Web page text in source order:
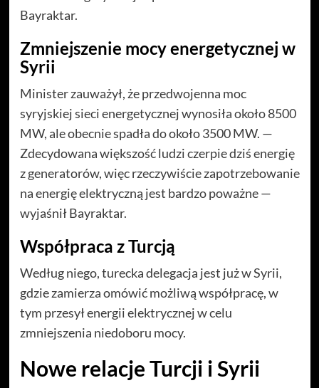
Bayraktar.
Zmniejszenie mocy energetycznej w
Syrii
Minister zauważył, że przedwojenna moc
syryjskiej sieci energetycznej wynosiła około 8500
MW, ale obecnie spadła do około 3500 MW. —
Zdecydowana większość ludzi czerpie dziś energię
z generatorów, więc rzeczywiście zapotrzebowanie
na energię elektryczną jest bardzo poważne —
wyjaśnił Bayraktar.
Współpraca z Turcją
Według niego, turecka delegacja jest już w Syrii,
gdzie zamierza omówić możliwą współpracę, w
tym przesył energii elektrycznej w celu
zmniejszenia niedoboru mocy.
Nowe relacje Turcji i Syrii